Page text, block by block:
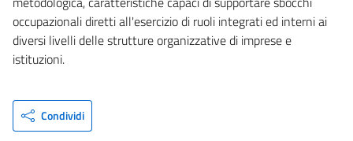
occupazionali diretti all'esercizio di ruoli integrati ed interni ai
diversi livelli delle strutture organizzative di imprese e
istituzioni.
Condividi